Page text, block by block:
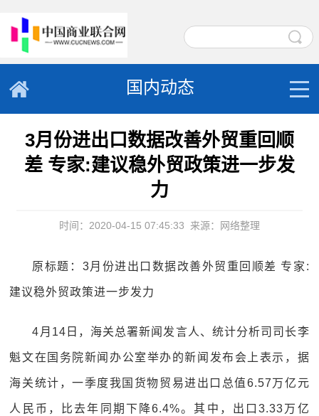
国内动态
3月份进出口数据改善外贸重回顺
差 专家:建议稳外贸政策进一步发
力
时间：2020-04-15 07:45:33 来源：网络整理
原标题：3月份进出口数据改善外贸重回顺差 专家:
建议稳外贸政策进一步发力
4月14日，海关总署新闻发言人、统计分析司司长李
魁文在国务院新闻办公室举办的新闻发布会上表示，据
海关统计，一季度我国货物贸易进出口总值6.57万亿元
人民币，比去年同期下降6.4%。其中，出口3.33万亿